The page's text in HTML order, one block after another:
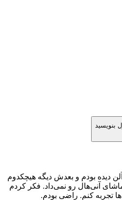
بنویسید
دیده بودم و بعدش دیگه هیچکدوم
آنی‌هال رو نمی‌داد. فکر کردم
تجربه کنم. راضی بودم.